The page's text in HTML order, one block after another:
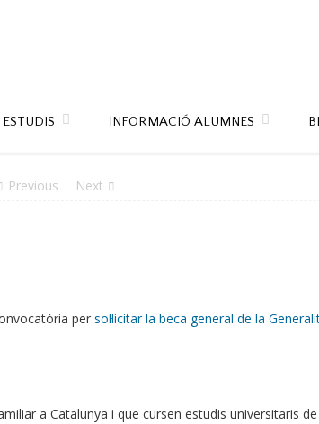
ESTUDIS INFORMACIÓ ALUMNES
Previous Next
per sol·licitar la beca general de la
a Catalunya i que cursen estudis universitaris